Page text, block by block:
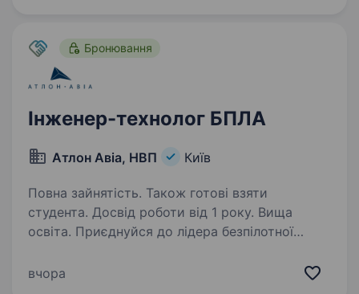
Бронювання
Інженер-технолог БПЛА
Атлон Авіа, НВП Київ
Повна зайнятість. Також готові взяти
студента. Досвід роботи від 1 року. Вища
освіта. Приєднуйся до лідера безпілотної
виробниче підприємство повного циклу,
вчора